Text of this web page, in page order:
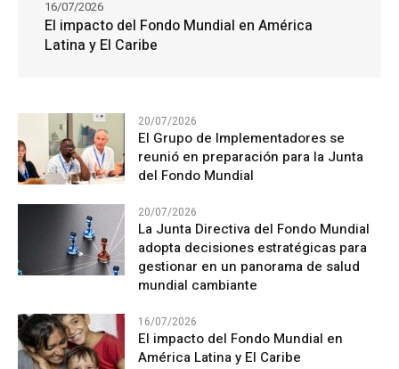
El impacto del Fondo Mundial en América
Latina y El Caribe
16/07/2026
20/07/2026
El Grupo de Implementadores se
reunió en preparación para la Junta
del Fondo Mundial
20/07/2026
La Junta Directiva del Fondo Mundial
adopta decisiones estratégicas para
gestionar en un panorama de salud
mundial cambiante
16/07/2026
El impacto del Fondo Mundial en
América Latina y El Caribe